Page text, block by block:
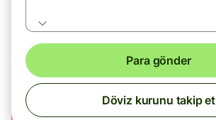
Para gönder
Döviz kurunu takip et